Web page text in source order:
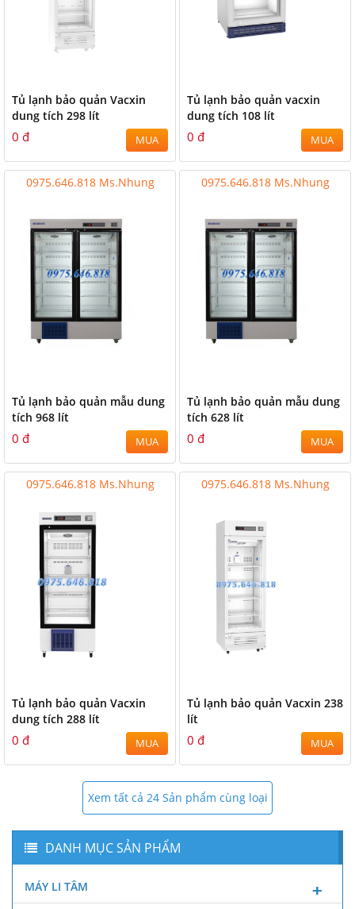
Tủ lạnh bảo quản Vacxin
dung tích 298 lít
0 đ MUA
Tủ lạnh bảo quản vacxin
dung tích 108 lít
0 đ MUA
0975.646.818 Ms.Nhung
Tủ lạnh bảo quản mẫu dung
tích 968 lít
0 đ MUA
0975.646.818 Ms.Nhung
Tủ lạnh bảo quản mẫu dung
tích 628 lít
0 đ MUA
0975.646.818 Ms.Nhung
Tủ lạnh bảo quản Vacxin
dung tích 288 lít
0 đ MUA
0975.646.818 Ms.Nhung
Tủ lạnh bảo quản Vacxin 238
lít
0 đ MUA
Xem tất cả 24 Sản phẩm cùng loại
DANH MỤC SẢN PHẨM
MÁY LI TÂM